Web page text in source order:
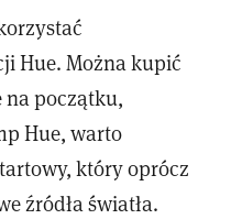
Hue. Można kupić
na początku,
Hue, warto
który oprócz
źródła światła.